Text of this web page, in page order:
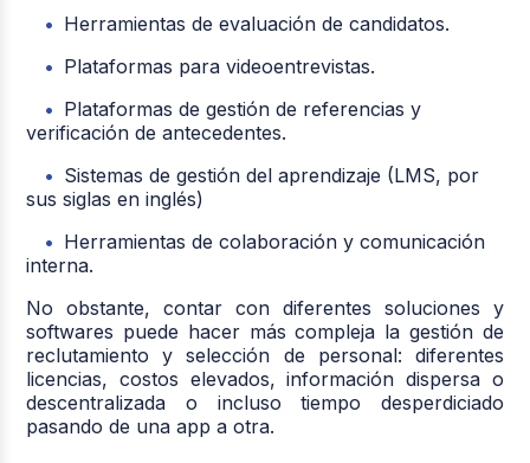
Herramientas de evaluación de candidatos.
Plataformas para videoentrevistas.
Plataformas de gestión de referencias y
verificación de antecedentes.
Sistemas de gestión del aprendizaje (LMS, por
sus siglas en inglés)
Herramientas de colaboración y comunicación
interna.
No obstante, contar con diferentes soluciones y
softwares puede hacer más compleja la gestión de
reclutamiento y selección de personal: diferentes
licencias, costos elevados, información dispersa o
descentralizada o incluso tiempo desperdiciado
pasando de una app a otra.